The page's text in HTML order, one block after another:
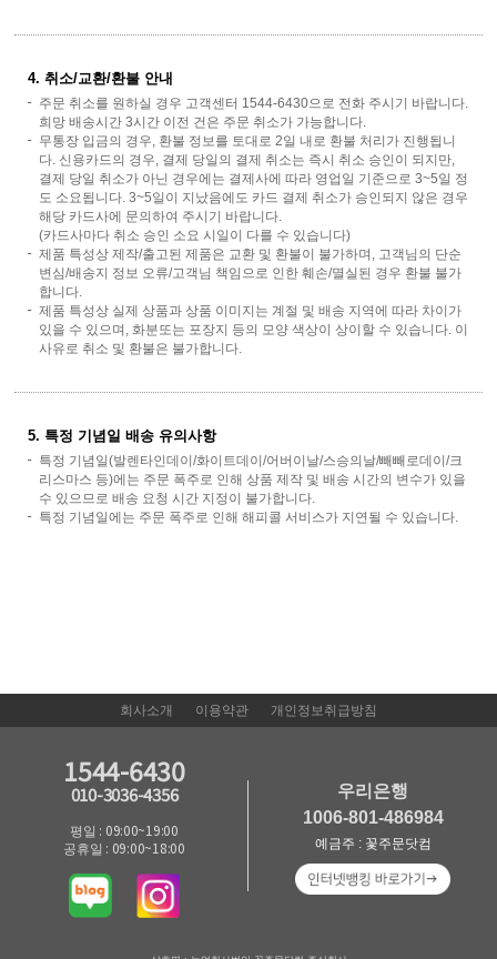
4. 취소/교환/환불 안내
주문 취소를 원하실 경우 고객센터 1544-6430으로 전화 주시기 바랍니다.
희망 배송시간 3시간 이전 건은 주문 취소가 가능합니다.
무통장 입금의 경우, 환불 정보를 토대로 2일 내로 환불 처리가 진행됩니
다. 신용카드의 경우, 결제 당일의 결제 취소는 즉시 취소 승인이 되지만,
결제 당일 취소가 아닌 경우에는 결제사에 따라 영업일 기준으로 3~5일 정
도 소요됩니다. 3~5일이 지났음에도 카드 결제 취소가 승인되지 않은 경우
해당 카드사에 문의하여 주시기 바랍니다.
(카드사마다 취소 승인 소요 시일이 다를 수 있습니다)
제품 특성상 제작/출고된 제품은 교환 및 환불이 불가하며, 고객님의 단순
변심/배송지 정보 오류/고객님 책임으로 인한 훼손/멸실된 경우 환불 불가
합니다.
제품 특성상 실제 상품과 상품 이미지는 계절 및 배송 지역에 따라 차이가
있을 수 있으며, 화분또는 포장지 등의 모양 색상이 상이할 수 있습니다. 이
사유로 취소 및 환불은 불가합니다.
5. 특정 기념일 배송 유의사항
특정 기념일(발렌타인데이/화이트데이/어버이날/스승의날/빼빼로데이/크
리스마스 등)에는 주문 폭주로 인해 상품 제작 및 배송 시간의 변수가 있을
수 있으므로 배송 요청 시간 지정이 불가합니다.
특정 기념일에는 주문 폭주로 인해 해피콜 서비스가 지연될 수 있습니다.
회사소개 이용약관 개인정보취급방침
1544-6430
010-3036-4356
평일 : 09:00~19:00
공휴일 : 09:00~18:00
우리은행
1006-801-486984
예금주 : 꽃주문닷컴